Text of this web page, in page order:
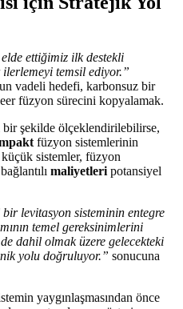
ettiğimiz ilk destekli
temsil ediyor.”
vadeli hedefi, karbonsuz bir
füzyon sürecini kopyalamak.
şekilde ölçeklendirilebilirse,
füzyon sistemlerinin
sistemler, füzyon
maliyetleripotansiyel
bir levitasyon sisteminin entegre
temel gereksinimlerini
dahil olmak üzere gelecekteki
yolu doğruluyor.” sonucuna
yaygınlaşmasından önce